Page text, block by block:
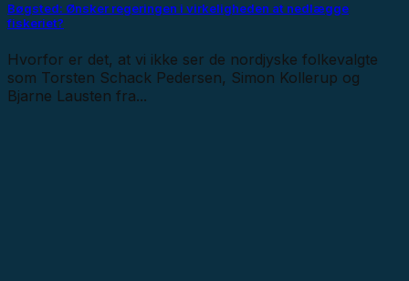
Bøgsted: Ønsker regeringen i virkeligheden at nedlægge
fiskeriet?
Hvorfor er det, at vi ikke ser de nordjyske folkevalgte
som Torsten Schack Pedersen, Simon Kollerup og
Bjarne Lausten fra...